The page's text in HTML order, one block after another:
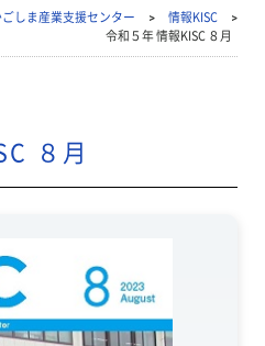
しま産業支援センター > 情報KISC
>
令和５年 情報KISC ８月
８月